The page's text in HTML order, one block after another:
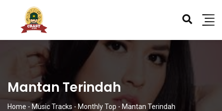
Mantan Terindah
Home - Music Tracks - Monthly Top - Mantan Terindah